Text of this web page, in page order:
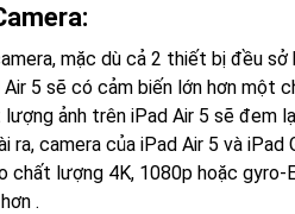
mặc dù cả 2 thiết bị đều
Air 5 sẽ có cảm biến lớn hơn một
lượng ảnh trên iPad Air 5 sẽ đem
ra, camera của iPad Air 5 và
chất lượng 4K, 1080p hoặc gyro-
.